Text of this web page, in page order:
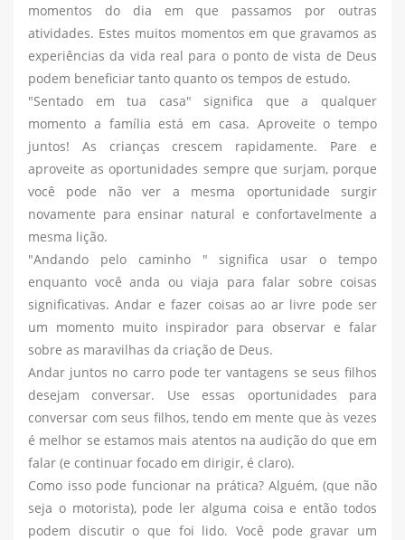
momentos do dia em que passamos por outras
atividades. Estes muitos momentos em que gravamos as
experiências da vida real para o ponto de vista de Deus
podem beneficiar tanto quanto os tempos de estudo.
"Sentado em tua casa" significa que a qualquer
momento a família está em casa. Aproveite o tempo
juntos! As crianças crescem rapidamente. Pare e
aproveite as oportunidades sempre que surjam, porque
você pode não ver a mesma oportunidade surgir
novamente para ensinar natural e confortavelmente a
mesma lição.
"Andando pelo caminho " significa usar o tempo
enquanto você anda ou viaja para falar sobre coisas
significativas. Andar e fazer coisas ao ar livre pode ser
um momento muito inspirador para observar e falar
sobre as maravilhas da criação de Deus.
Andar juntos no carro pode ter vantagens se seus filhos
desejam conversar. Use essas oportunidades para
conversar com seus filhos, tendo em mente que às vezes
é melhor se estamos mais atentos na audição do que em
falar (e continuar focado em dirigir, é claro).
Como isso pode funcionar na prática? Alguém, (que não
seja o motorista), pode ler alguma coisa e então todos
podem discutir o que foi lido. Você pode gravar um